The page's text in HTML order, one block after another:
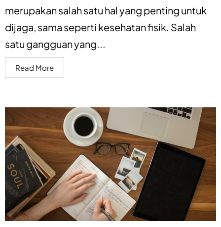
merupakan salah satu hal yang penting untuk
dijaga, sama seperti kesehatan fisik. Salah
satu gangguan yang...
Read More